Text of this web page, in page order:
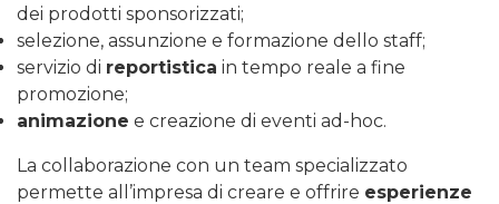
dei prodotti sponsorizzati;
selezione, assunzione e formazione dello staff;
servizio di reportistica in tempo reale a fine
promozione;
animazione e creazione di eventi ad-hoc.
La collaborazione con un team specializzato
permette all’impresa di creare e offrire esperienze